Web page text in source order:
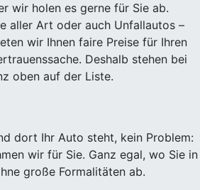
wir holen es gerne für Sie ab.
aller Art oder auch Unfallautos –
wir Ihnen faire Preise für Ihren
Deshalb stehen bei
oben auf der Liste.
dort Ihr Auto steht, kein Problem:
wir für Sie. Ganz egal, wo Sie in
große Formalitäten ab.